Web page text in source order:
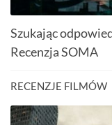
Szukając
Recenzja SOMA
RECENZJE FILMÓW